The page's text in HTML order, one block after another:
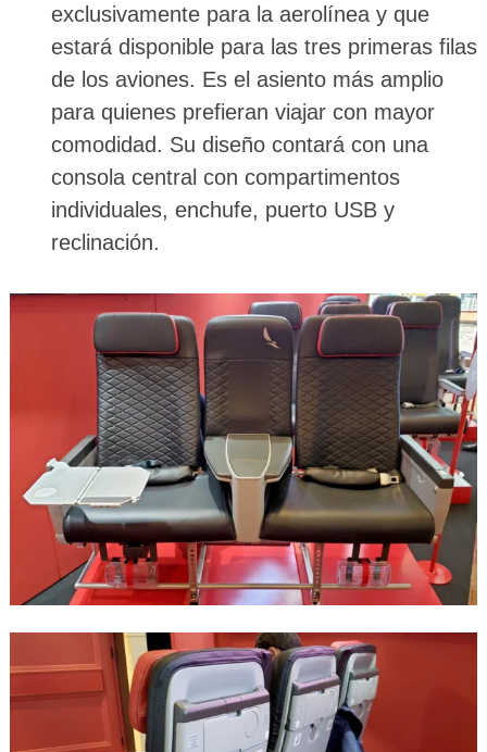
exclusivamente para la aerolínea y que
estará disponible para las tres primeras filas
de los aviones. Es el asiento más amplio
para quienes prefieran viajar con mayor
comodidad. Su diseño contará con una
consola central con compartimentos
individuales, enchufe, puerto USB y
reclinación.